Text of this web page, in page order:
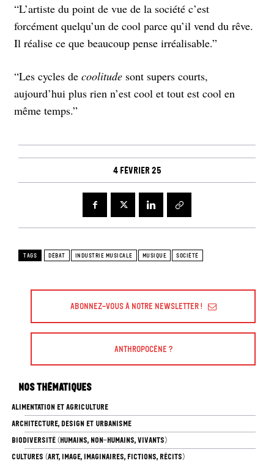
“L’artiste du point de vue de la société c’est
forcément quelqu’un de cool parce qu’il vend du rêve.
Il réalise ce que beaucoup pense irréalisable.”
“Les cycles de coolitude sont supers courts,
aujourd’hui plus rien n’est cool et tout est cool en
même temps.”
4 février 25
TAGS DÉBAT INDUSTRIE MUSICALE MUSIQUE SOCIÉTÉ
Abonnez-vous à Notre Newsletter !
Anthropocène ?
Nos thématiques
ALIMENTATION ET AGRICULTURE
ARCHITECTURE, DESIGN ET URBANISME
BIODIVERSITÉ (HUMAINS, NON-HUMAINS, VIVANTS)
CULTURES (ART, IMAGE, IMAGINAIRES, FICTIONS, RÉCITS)